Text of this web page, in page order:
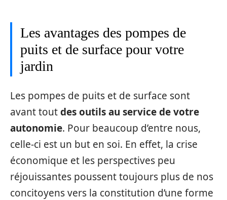
Les avantages des pompes de
puits et de surface pour votre
jardin
Les pompes de puits et de surface sont
avant toutdes outils au service de votre
autonomie. Pour beaucoup d’entre nous,
celle-ci est un but en soi. En effet, la crise
économique et les perspectives peu
réjouissantes poussent toujours plus de nos
concitoyens vers la constitution d’une forme